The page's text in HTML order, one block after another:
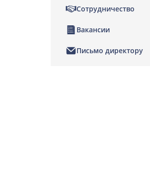
Сотрудничество
Вакансии
Письмо директору